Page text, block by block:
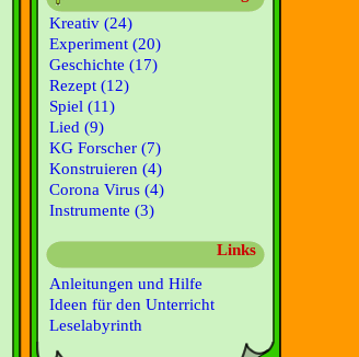
Kreativ (24)
Experiment (20)
Geschichte (17)
Rezept (12)
Spiel (11)
Lied (9)
KG Forscher (7)
Konstruieren (4)
Corona Virus (4)
Instrumente (3)
Links
Anleitungen und Hilfe
Ideen für den Unterricht
Leselabyrinth